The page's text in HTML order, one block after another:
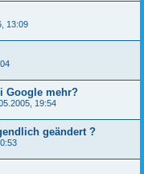
13:09
Google mehr?
19:54
geändert ?